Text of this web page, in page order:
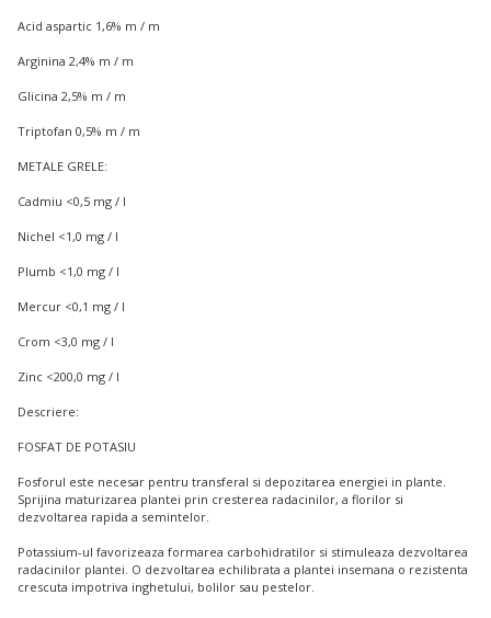
Acid aspartic 1,6% m / m
Arginina 2,4% m / m
Glicina 2,5% m / m
Triptofan 0,5% m / m
METALE GRELE:
Cadmiu <0,5 mg / l
Nichel <1,0 mg / l
Plumb <1,0 mg / l
Mercur <0,1 mg / l
Crom <3,0 mg / l
Zinc <200,0 mg / l
Descriere:
FOSFAT DE POTASIU
Fosforul este necesar pentru transferal si depozitarea energiei in plante.
Sprijina maturizarea plantei prin cresterea radacinilor, a florilor si
dezvoltarea rapida a semintelor.
Potassium-ul favorizeaza formarea carbohidratilor si stimuleaza dezvoltarea
radacinilor plantei. O dezvoltarea echilibrata a plantei insemana o rezistenta
crescuta impotriva inghetului, bolilor sau pestelor.